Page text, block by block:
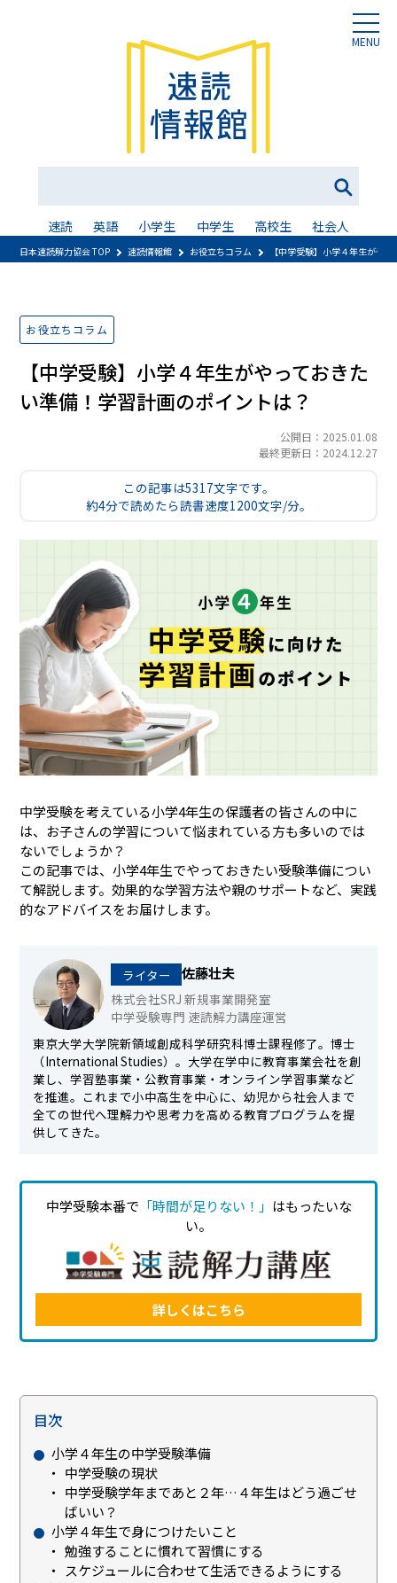
MENU
速読 英語 小学生 中学生 高校生 社会人
日本速読解力協会 TOP 速読情報館 お役立ちコラム 【中学受験】小学４年生がや
お役立ちコラム
【中学受験】小学４年生がやっておきた
い準備！学習計画のポイントは？
公開日：2025.01.08
最終更新日：2024.12.27
この記事は5317文字です。
約4分で読めたら読書速度1200文字/分。
中学受験を考えている小学4年生の保護者の皆さんの中に
は、お子さんの学習について悩まれている方も多いのでは
ないでしょうか？
この記事では、小学4年生でやっておきたい受験準備につい
て解説します。効果的な学習方法や親のサポートなど、実践
的なアドバイスをお届けします。
ライター 佐藤壮夫
株式会社SRJ 新規事業開発室
中学受験専門 速読解力講座運営
東京大学大学院新領域創成科学研究科博士課程修了。博士
（International Studies）。大学在学中に教育事業会社を創
業し、学習塾事業・公教育事業・オンライン学習事業など
を推進。これまで小中高生を中心に、幼児から社会人まで
全ての世代へ理解力や思考力を高める教育プログラムを提
供してきた。
中学受験本番で 「時間が足りない！」 はもったいな
い。
詳しくはこちら
目次
小学４年生の中学受験準備
中学受験の現状
中学受験学年まであと２年…４年生はどう過ごせ
ばいい？
小学４年生で身につけたいこと
勉強することに慣れて習慣にする
スケジュールに合わせて生活できるようにする